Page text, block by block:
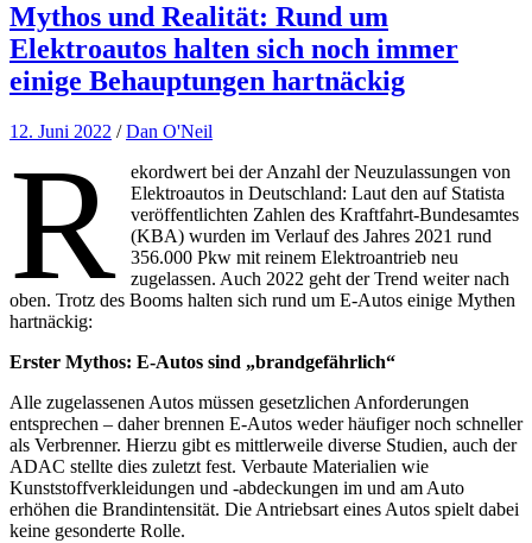
Mythos und Realität: Rund um
Elektroautos halten sich noch immer
einige Behauptungen hartnäckig
12. Juni 2022 /Dan O'Neil
R
ekordwert bei der Anzahl der Neuzulassungen von
Elektroautos in Deutschland: Laut den auf Statista
veröffentlichten Zahlen des Kraftfahrt-Bundesamtes
(KBA) wurden im Verlauf des Jahres 2021 rund
356.000 Pkw mit reinem Elektroantrieb neu
zugelassen. Auch 2022 geht der Trend weiter nach
oben. Trotz des Booms halten sich rund um E-Autos einige Mythen
hartnäckig:
Erster Mythos: E-Autos sind „brandgefährlich“
Alle zugelassenen Autos müssen gesetzlichen Anforderungen
entsprechen – daher brennen E-Autos weder häufiger noch schneller
als Verbrenner. Hierzu gibt es mittlerweile diverse Studien, auch der
ADAC stellte dies zuletzt fest. Verbaute Materialien wie
Kunststoffverkleidungen und -abdeckungen im und am Auto
erhöhen die Brandintensität. Die Antriebsart eines Autos spielt dabei
keine gesonderte Rolle.